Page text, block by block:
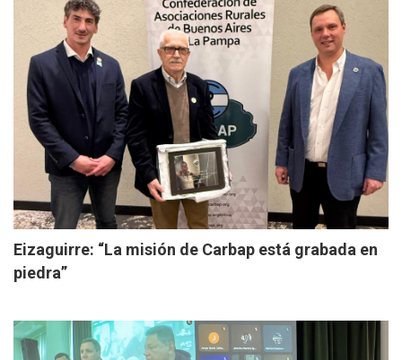
Eizaguirre: “La misión de Carbap está grabada en
piedra”